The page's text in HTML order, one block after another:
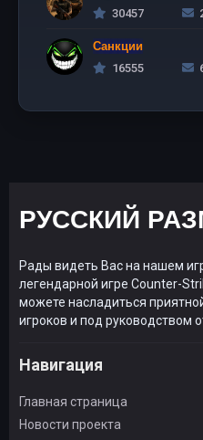
30457
Санкции
16555
РУССКИЙ
Рады видеть Вас на нашем
легендарной игре Counter-
можете насладиться
игроков и под руководством
Навигация
Главная страница
Новости проекта